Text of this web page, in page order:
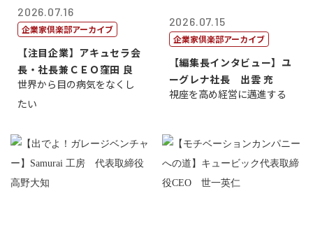
2026.07.16
企業家倶楽部アーカイブ
【注目企業】アキュセラ会
長・社長兼ＣＥＯ窪田 良
世界から目の病気をなくし
たい
2026.07.15
企業家倶楽部アーカイブ
【編集長インタビュー】ユ
ーグレナ社長 出雲 充
視座を高め経営に邁進する